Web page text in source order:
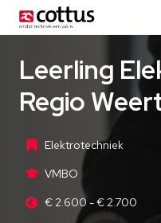
Leerling
Regio
Elektrotechniek
VMBO
€ 2.600 - € 2.700